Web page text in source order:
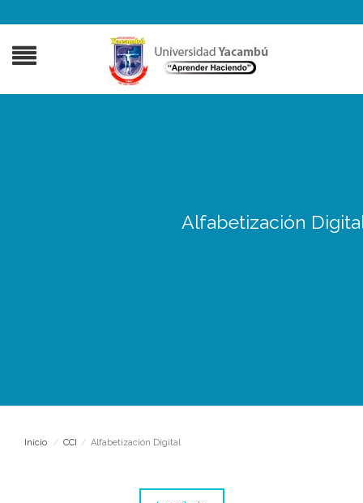
Alfabetización
Inicio / CCI / Alfabetización Digital